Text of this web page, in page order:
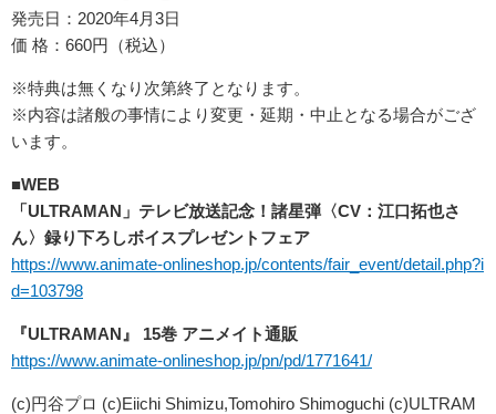
発売日：2020年4月3日
価 格：660円（税込）
※特典は無くなり次第終了となります。
※内容は諸般の事情により変更・延期・中止となる場合がござ
います。
■WEB
「ULTRAMAN」テレビ放送記念！諸星弾〈CV：江口拓也さ
ん〉録り下ろしボイスプレゼントフェア
https://www.animate-onlineshop.jp/contents/fair_event/detail.php?i
d=103798
『ULTRAMAN』 15巻 アニメイト通販
https://www.animate-onlineshop.jp/pn/pd/1771641/
(c)円谷プロ (c)Eiichi Shimizu,Tomohiro Shimoguchi (c)ULTRAM